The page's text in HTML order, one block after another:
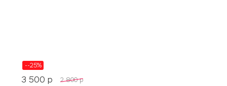
--25%
3 500 p 2 800 p